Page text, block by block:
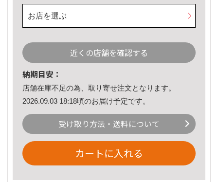
お店を選ぶ
近くの店舗を確認する
納期目安：
店舗在庫不足の為、取り寄せ注文となります。
2026.09.03 18:18頃のお届け予定です。
受け取り方法・送料について
カートに入れる